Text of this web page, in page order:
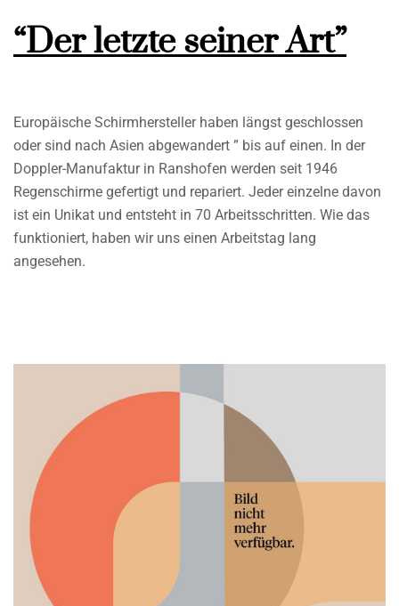
“Der letzte seiner Art”
Europäische Schirmhersteller haben längst geschlossen
oder sind nach Asien abgewandert ” bis auf einen. In der
Doppler-Manufaktur in Ranshofen werden seit 1946
Regenschirme gefertigt und repariert. Jeder einzelne davon
ist ein Unikat und entsteht in 70 Arbeitsschritten. Wie das
funktioniert, haben wir uns einen Arbeitstag lang
angesehen.